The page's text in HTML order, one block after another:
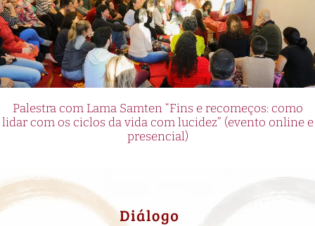
Palestra com Lama Samten “Fins e recomeços: como
lidar com os ciclos da vida com lucidez” (evento online e
presencial)